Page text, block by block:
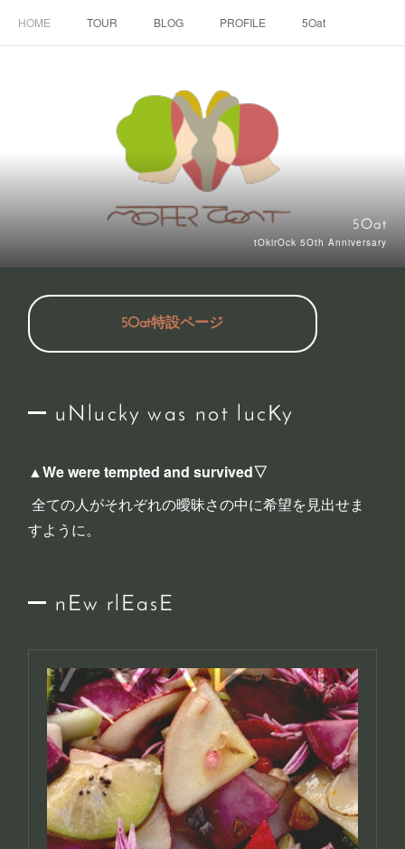
HOME TOUR BLOG PROFILE 5Oat
5Oat
tOkirOck 5Oth Anniversary
5Oat特設ページ
uNlucky was not lucKy
▲We were tempted and survived▽
全ての人がそれぞれの曖昧さの中に希望を見出せま
すように。
nEw rlEasE